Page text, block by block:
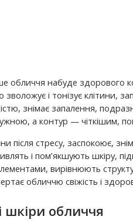
обличчя набуде здорового
і тонізує клітини,
знімає запалення,
а контур — чіткішим,
стресу, заспокоює,
і пом’якшують шкіру,
вирівнюють
обличчю свіжість і
шкіри обличчя